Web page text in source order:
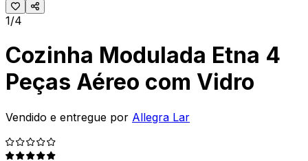
1/4
Cozinha Modulada Etna 4
Peças Aéreo com Vidro
Vendido e entregue por Allegra Lar